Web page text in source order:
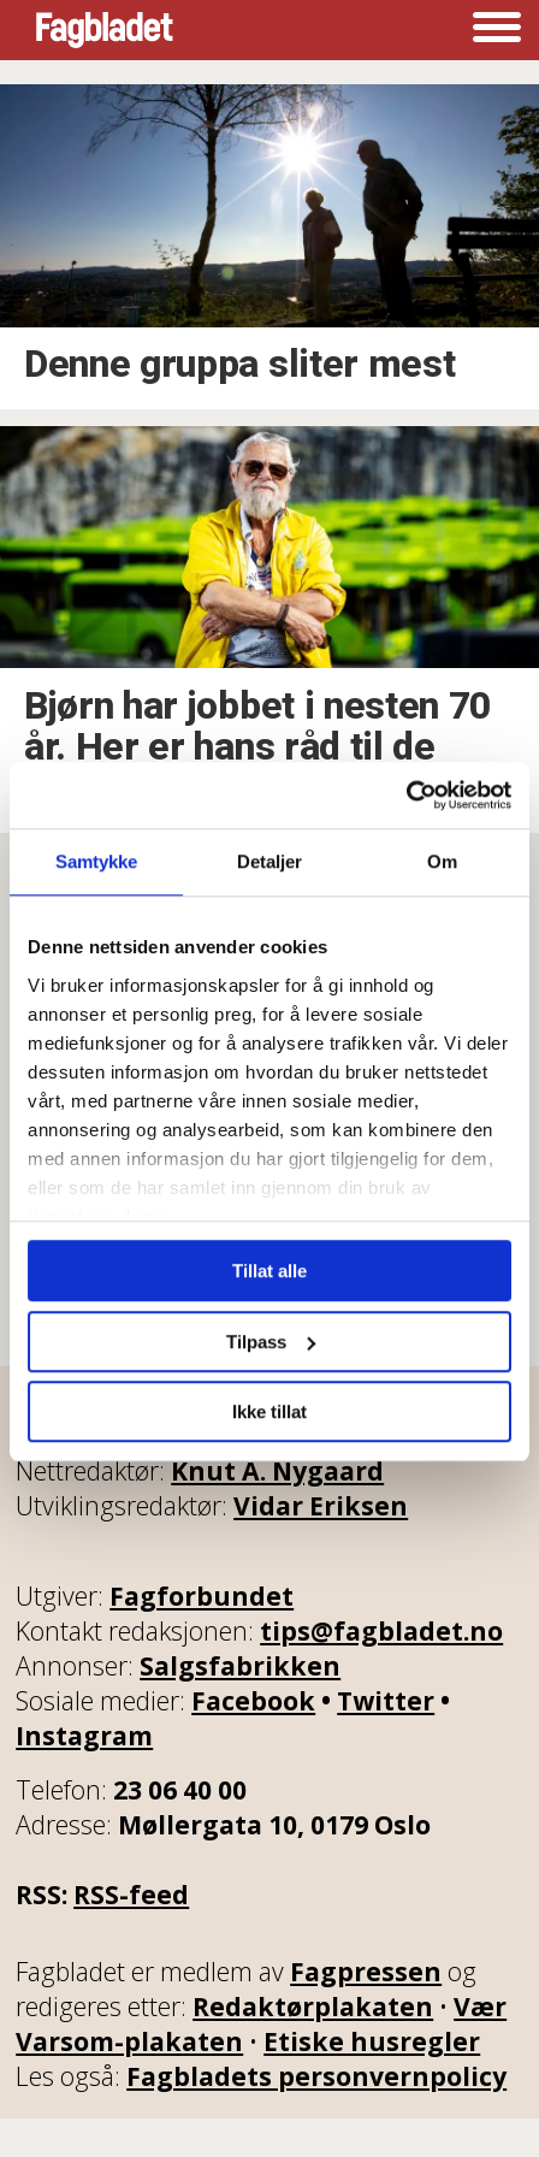
Samtykke Detaljer Om
Denne nettsiden anvender cookies
Vi bruker informasjonskapsler for å gi innhold og
annonser et personlig preg, for å levere sosiale
mediefunksjoner og for å analysere trafikken vår. Vi deler
dessuten informasjon om hvordan du bruker nettstedet
vårt, med partnerne våre innen sosiale medier,
annonsering og analysearbeid, som kan kombinere den
med annen informasjon du har gjort tilgjengelig for dem,
eller som de har samlet inn gjennom din bruk av
tjenestene deres.
Tillat alle
Tilpass
Ikke tillat
Tag:
alder
Denne gruppa sliter mest
Bjørn har jobbet i nesten 70
år. Her er hans råd til de
–⁠ Det er kunnskapsløst å
fjerne goder for seniorer i
arbeidslivet
Ansvarlig redaktør:Eva Ler Nilsen
Redaksjonssjef:Michael Brøndbo
Nettredaktør:Knut A. Nygaard
Utviklingsredaktør:Vidar Eriksen
Utgiver: Fagforbundet
Kontakt redaksjonen: tips@fagbladet.no
Annonser: Salgsfabrikken
Sosiale medier: Facebook • Twitter •
Instagram
Telefon: 23 06 40 00
Adresse: Møllergata 10, 0179 Oslo
RSS: RSS-feed
Fagbladet er medlem av Fagpressen og
redigeres etter: Redaktørplakaten • Vær
Varsom-plakaten • Etiske husregler
Les også: Fagbladets personvernpolicy